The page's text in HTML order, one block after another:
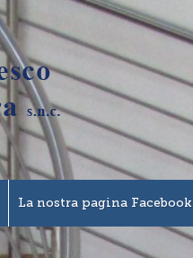
La nostra pagina Facebook